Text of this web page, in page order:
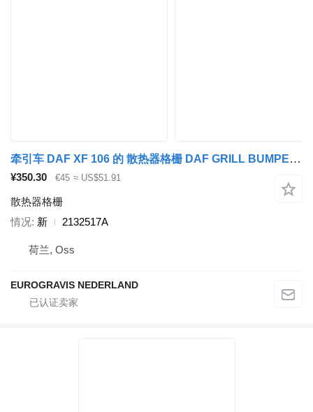
牵引车 DAF XF 106 的 散热器格栅 DAF GRILL BUMPER FACELIFT 2132517A
¥350.30 €45 ≈ US$51.91
散热器格栅
情况 新 2132517A
荷兰, Oss
EUROGRAVIS NEDERLAND